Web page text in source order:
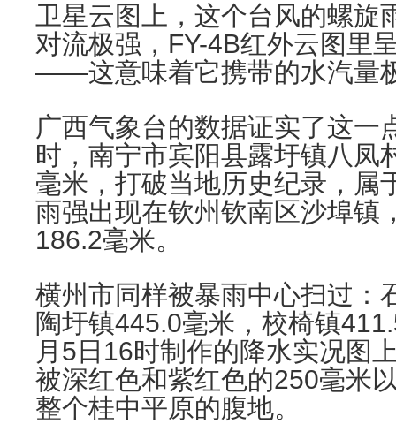
卫星云图上，这个台风的螺旋
对流极强，FY-4B红外云图里
——这意味着它携带的水汽量
广西气象台的数据证实了这一
时，南宁市宾阳县露圩镇八凤
毫米，打破当地历史纪录，属
雨强出现在钦州钦南区沙埠镇
186.2毫米。
横州市同样被暴雨中心扫过：
陶圩镇445.0毫米，校椅镇
月5日16时制作的降水实况
被深红色和紫红色的250毫米
整个桂中平原的腹地。